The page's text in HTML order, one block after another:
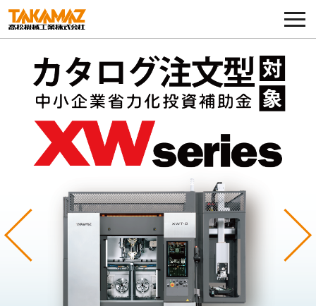
各種お問い合わせ・部品注文
採用に関してはこちらから
企業情報
展示会・イベント
コラム
製品ラインナップ
Previous